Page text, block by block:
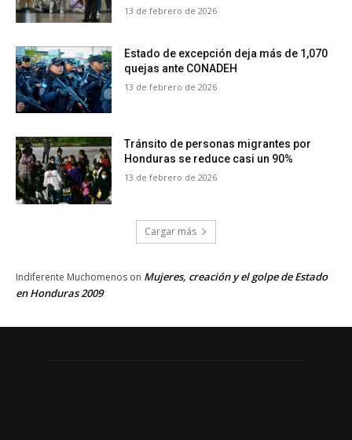
13 de febrero de 2026
Estado de excepción deja más de 1,070
quejas ante CONADEH
13 de febrero de 2026
Tránsito de personas migrantes por
Honduras se reduce casi un 90%
13 de febrero de 2026
Cargar más
Indiferente Muchomenos on Mujeres, creación y el golpe de Estado
en Honduras 2009